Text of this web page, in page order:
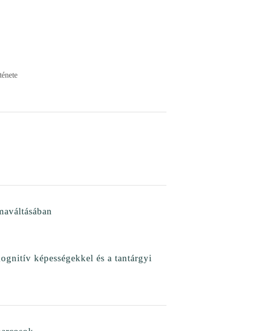
képességekkel és a tantárgyi